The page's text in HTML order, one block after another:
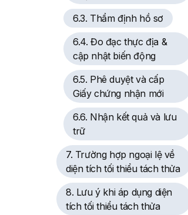
6.3. Thẩm định hồ sơ
6.4. Đo đạc thực địa &
cập nhật biến động
6.5. Phê duyệt và cấp
Giấy chứng nhận mới
6.6. Nhận kết quả và lưu
trữ
7. Trường hợp ngoại lệ về
diện tích tối thiểu tách thửa
8. Lưu ý khi áp dụng diện
tích tối thiểu tách thửa